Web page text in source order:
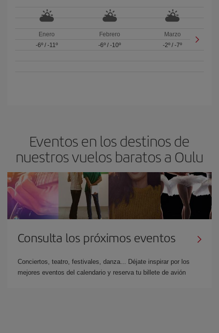
Enero
-6º/ -11º
Febrero
-6º / -10º
Marzo
-2º /-7º
Eventos en los destinos de
nuestros vuelos baratos a Oulu
Consulta los próximos eventos
Conciertos, teatro, festivales, danza... Déjate inspirar por los
mejores eventos del calendario y reserva tu billete de avión